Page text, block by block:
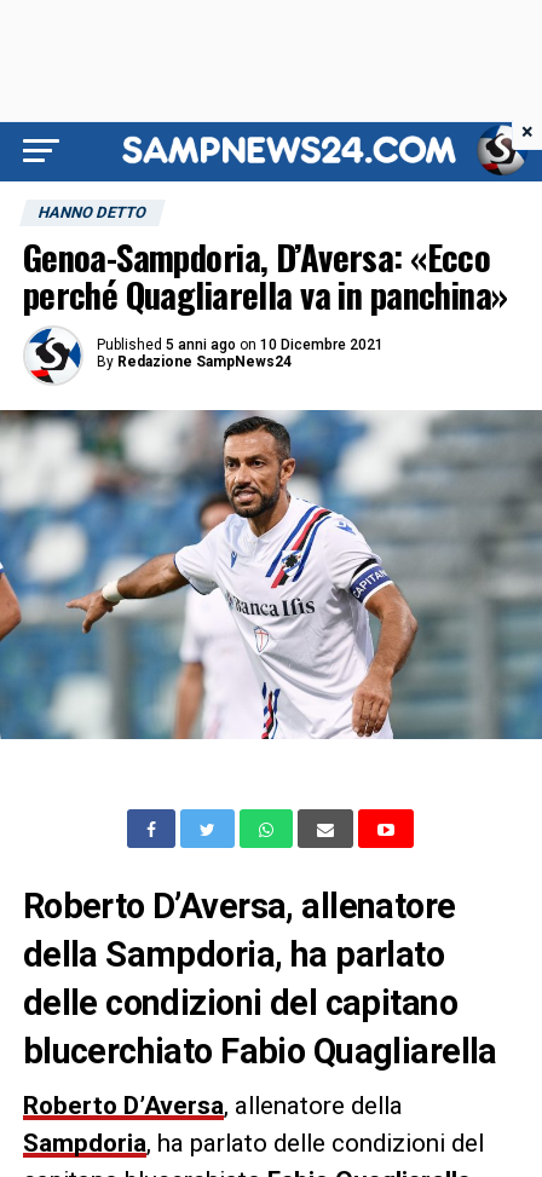
HANNO DETTO
Genoa-Sampdoria, D’Aversa: «Ecco
perché Quagliarella va in panchina»
Published 5 anni ago on 10 Dicembre 2021
By Redazione SampNews24
Roberto D’Aversa, allenatore
della Sampdoria, ha parlato
delle condizioni del capitano
blucerchiato Fabio Quagliarella
Roberto D’Aversa, allenatore della
Sampdoria, ha parlato delle condizioni del
×